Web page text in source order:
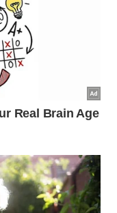
uma experiência
coração do